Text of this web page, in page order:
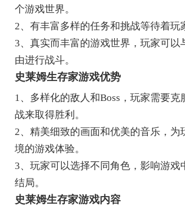
个游戏世界。
2、有丰富多样的任务和挑战等待着玩
3、真实而丰富的游戏世界，玩家可以
由进行战斗。
史莱姆生存家游戏优势
1、多样化的敌人和Boss，玩家需要克
战来取得胜利。
2、精美细致的画面和优美的音乐，为
境的游戏体验。
3、玩家可以选择不同角色，影响游戏
结局。
史莱姆生存家游戏内容